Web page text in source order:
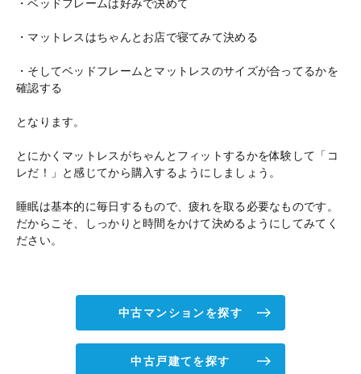
・ベッドフレームは好みで決めて
・マットレスはちゃんとお店で寝てみて決める
・そしてベッドフレームとマットレスのサイズが合ってるかを
確認する
となります。
とにかくマットレスがちゃんとフィットするかを体験して「コ
レだ！」と感じてから購入するようにしましょう。
睡眠は基本的に毎日するもので、疲れを取る必要なものです。
だからこそ、しっかりと時間をかけて決めるようにしてみてく
ださい。
中古マンションを探す
中古戸建てを探す